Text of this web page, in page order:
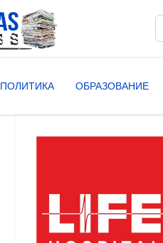
ПОЛИТИКА ОБРАЗОВАНИЕ